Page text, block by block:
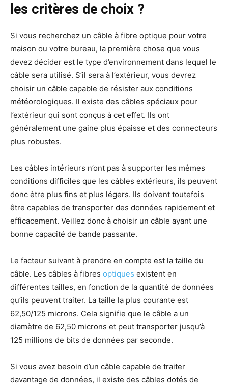
les critères de choix ?
Si vous recherchez un câble à fibre optique pour votre
maison ou votre bureau, la première chose que vous
devez décider est le type d’environnement dans lequel le
câble sera utilisé. S’il sera à l’extérieur, vous devrez
choisir un câble capable de résister aux conditions
météorologiques. Il existe des câbles spéciaux pour
l’extérieur qui sont conçus à cet effet. Ils ont
généralement une gaine plus épaisse et des connecteurs
plus robustes.
Les câbles intérieurs n’ont pas à supporter les mêmes
conditions difficiles que les câbles extérieurs, ils peuvent
donc être plus fins et plus légers. Ils doivent toutefois
être capables de transporter des données rapidement et
efficacement. Veillez donc à choisir un câble ayant une
bonne capacité de bande passante.
Le facteur suivant à prendre en compte est la taille du
câble. Les câbles à fibres optiques existent en
différentes tailles, en fonction de la quantité de données
qu’ils peuvent traiter. La taille la plus courante est
62,50/125 microns. Cela signifie que le câble a un
diamètre de 62,50 microns et peut transporter jusqu’à
125 millions de bits de données par seconde.
Si vous avez besoin d’un câble capable de traiter
davantage de données, il existe des câbles dotés de